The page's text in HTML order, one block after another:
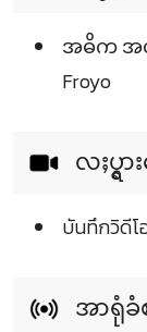
အဓိက အလု
Froyo
လႈပ္ရွ
บันทึกวิดี
အာရုံခံ